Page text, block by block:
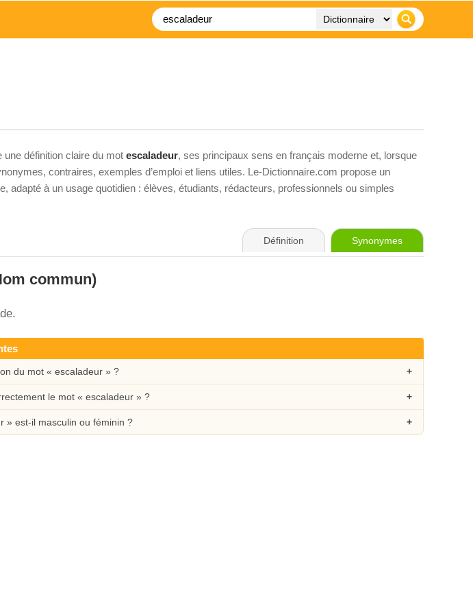
définition claire du mot escaladeur, ses principaux sens en français moderne et, lorsque
contraires, exemples d’emploi et liens utiles. Le-Dictionnaire.com propose un
adapté à un usage quotidien : élèves, étudiants, rédacteurs, professionnels ou simples
Définition Synonymes
commun)
du mot « escaladeur » ?
le mot « escaladeur » ?
» est-il masculin ou féminin ?